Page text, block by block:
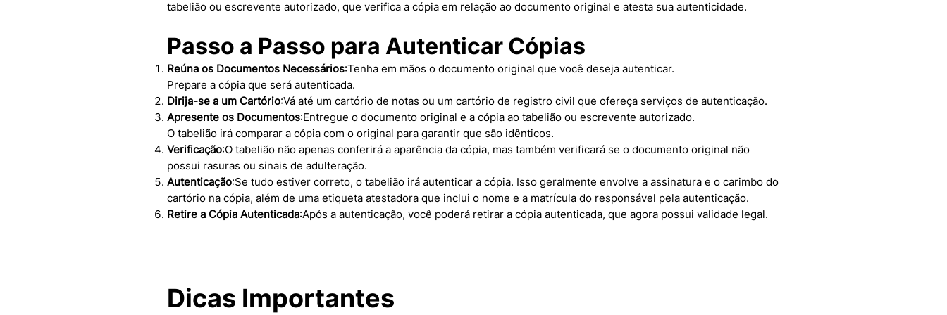
tabelião ou escrevente autorizado, que verifica a cópia em relação ao documento original e atesta sua autenticidade.
Passo a Passo para Autenticar Cópias
Reúna os Documentos Necessários:Tenha em mãos o documento original que você deseja autenticar.
Prepare a cópia que será autenticada.
Dirija-se a um Cartório:Vá até um cartório de notas ou um cartório de registro civil que ofereça serviços de autenticação.
Apresente os Documentos:Entregue o documento original e a cópia ao tabelião ou escrevente autorizado.
O tabelião irá comparar a cópia com o original para garantir que são idênticos.
Verificação:O tabelião não apenas conferirá a aparência da cópia, mas também verificará se o documento original não
possui rasuras ou sinais de adulteração.
Autenticação:Se tudo estiver correto, o tabelião irá autenticar a cópia. Isso geralmente envolve a assinatura e o carimbo do
cartório na cópia, além de uma etiqueta atestadora que inclui o nome e a matrícula do responsável pela autenticação.
Retire a Cópia Autenticada:Após a autenticação, você poderá retirar a cópia autenticada, que agora possui validade legal.
Dicas Importantes